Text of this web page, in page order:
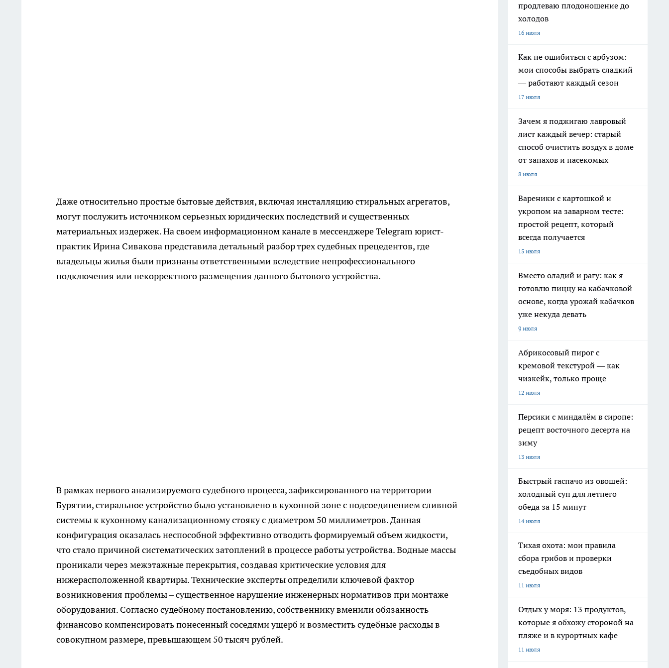
Даже относительно простые бытовые действия, включая инсталляцию стиральных агрегатов,
могут послужить источником серьезных юридических последствий и существенных
материальных издержек. На своем информационном канале в мессенджере Telegram юрист-
практик Ирина Сивакова представила детальный разбор трех судебных прецедентов, где
владельцы жилья были признаны ответственными вследствие непрофессионального
подключения или некорректного размещения данного бытового устройства.
В рамках первого анализируемого судебного процесса, зафиксированного на территории
Бурятии, стиральное устройство было установлено в кухонной зоне с подсоединением сливной
системы к кухонному канализационному стояку с диаметром 50 миллиметров. Данная
конфигурация оказалась неспособной эффективно отводить формируемый объем жидкости,
что стало причиной систематических затоплений в процессе работы устройства. Водные массы
проникали через межэтажные перекрытия, создавая критические условия для
нижерасположенной квартиры. Технические эксперты определили ключевой фактор
возникновения проблемы – существенное нарушение инженерных нормативов при монтаже
оборудования. Согласно судебному постановлению, собственнику вменили обязанность
финансово компенсировать понесенный соседями ущерб и возместить судебные расходы в
совокупном размере, превышающем 50 тысяч рублей.
продлеваю плодоношение до
холодов
16 июля
Как не ошибиться с арбузом:
мои способы выбрать сладкий
— работают каждый сезон
17 июля
Зачем я поджигаю лавровый
лист каждый вечер: старый
способ очистить воздух в доме
от запахов и насекомых
8 июля
Вареники с картошкой и
укропом на заварном тесте:
простой рецепт, который
всегда получается
15 июля
Вместо оладий и рагу: как я
готовлю пиццу на кабачковой
основе, когда урожай кабачков
уже некуда девать
9 июля
Абрикосовый пирог с
кремовой текстурой — как
чизкейк, только проще
12 июля
Персики с миндалём в сиропе:
рецепт восточного десерта на
зиму
13 июля
Быстрый гаспачо из овощей:
холодный суп для летнего
обеда за 15 минут
14 июля
Тихая охота: мои правила
сбора грибов и проверки
съедобных видов
11 июля
Отдых у моря: 13 продуктов,
которые я обхожу стороной на
пляже и в курортных кафе
11 июля